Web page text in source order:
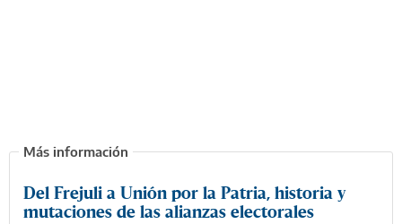
Del Frejuli a Unión por la Patria, historia y
mutaciones de las alianzas electorales